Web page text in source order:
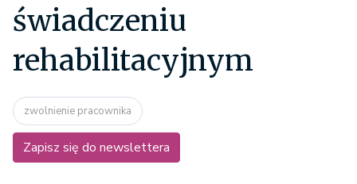
świadczeniu
rehabilitacyjnym
zwolnienie pracownika
Zapisz się do newslettera